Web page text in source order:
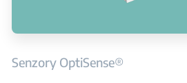
Senzory OptiSense®